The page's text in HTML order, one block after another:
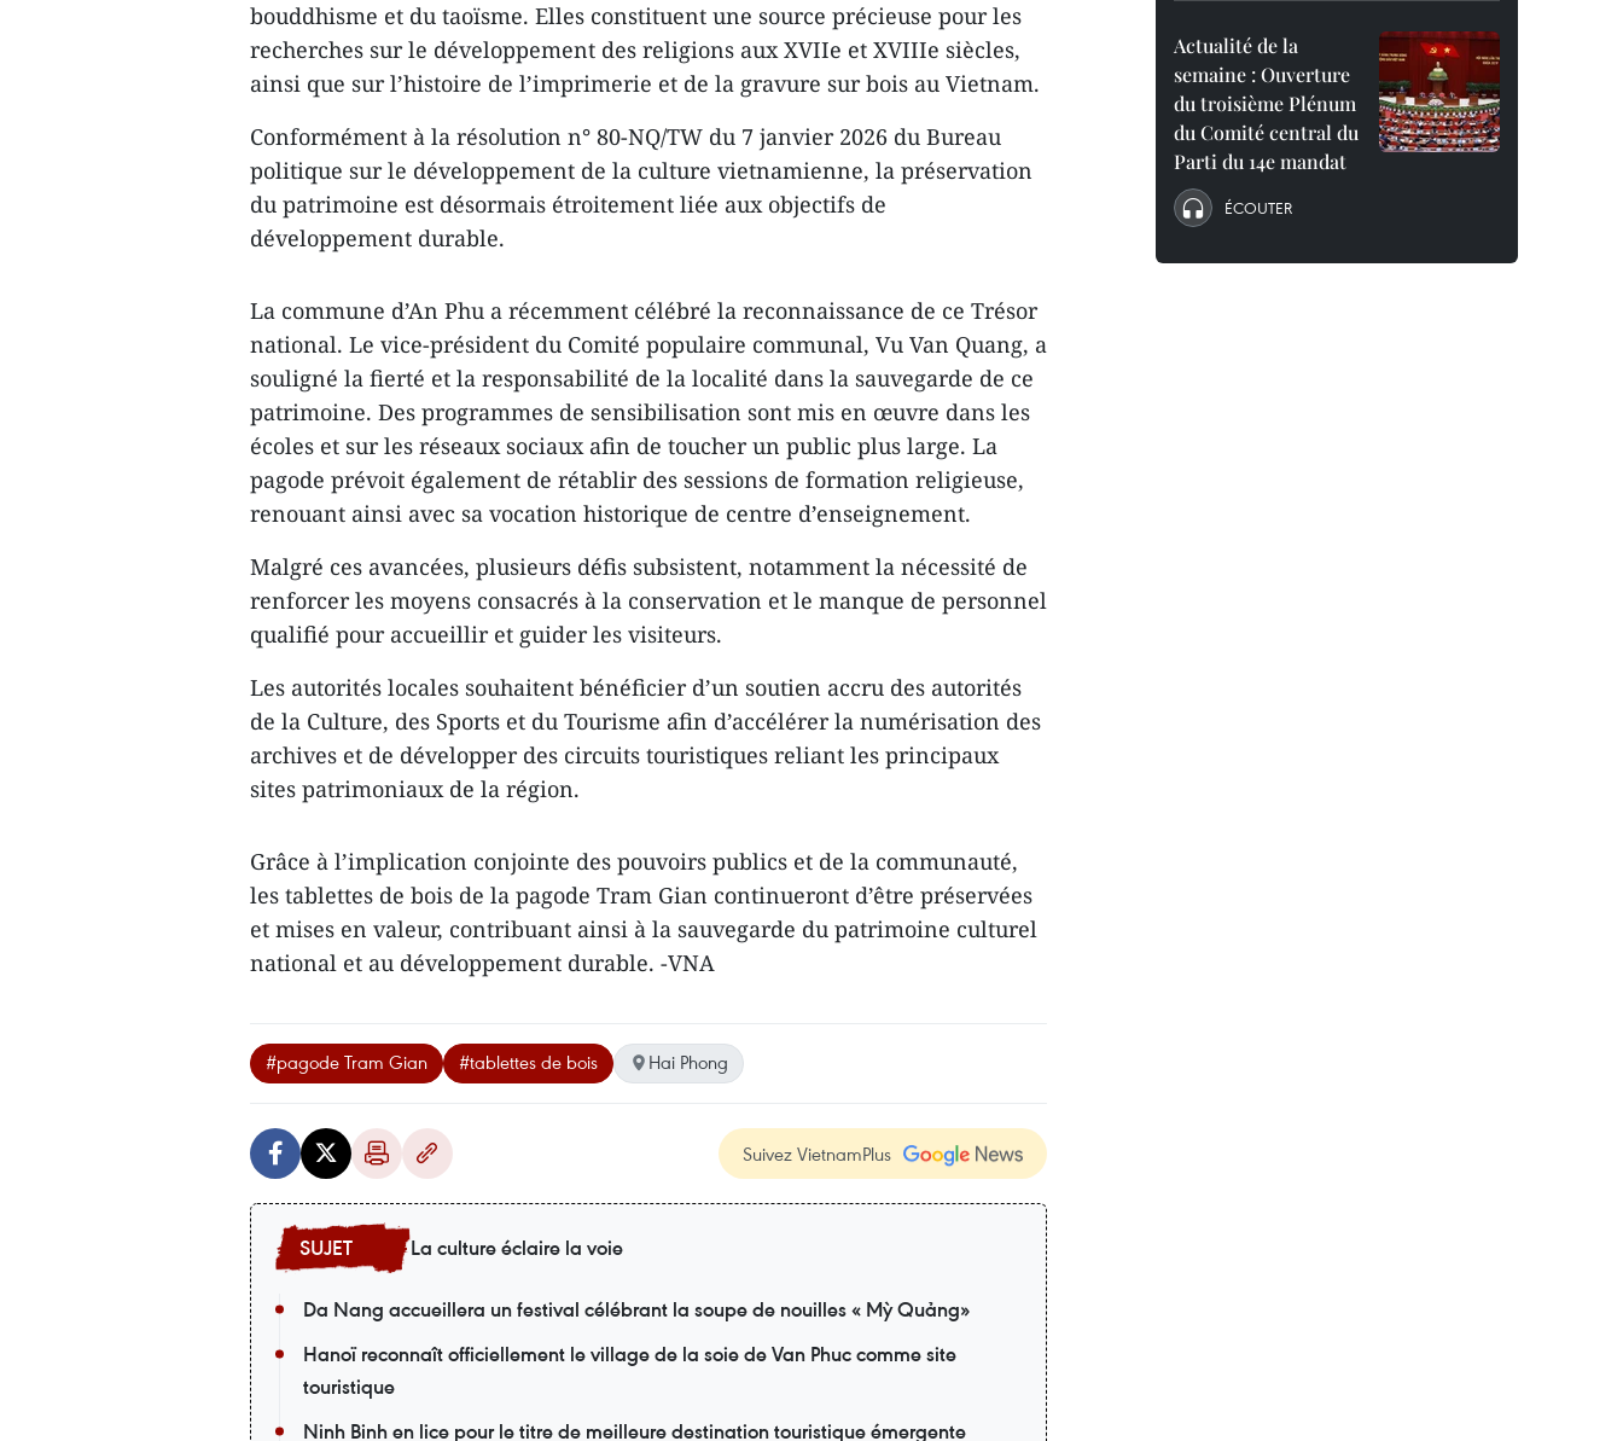
bouddhisme et du taoïsme. Elles constituent une source précieuse pour les
recherches sur le développement des religions aux XVIIe et XVIIIe siècles,
ainsi que sur l’histoire de l’imprimerie et de la gravure sur bois au Vietnam.
Conformément à la résolution n° 80-NQ/TW du 7 janvier 2026 du Bureau
politique sur le développement de la culture vietnamienne, la préservation
du patrimoine est désormais étroitement liée aux objectifs de
développement durable.
La commune d’An Phu a récemment célébré la reconnaissance de ce Trésor
national. Le vice-président du Comité populaire communal, Vu Van Quang, a
souligné la fierté et la responsabilité de la localité dans la sauvegarde de ce
patrimoine. Des programmes de sensibilisation sont mis en œuvre dans les
écoles et sur les réseaux sociaux afin de toucher un public plus large. La
pagode prévoit également de rétablir des sessions de formation religieuse,
renouant ainsi avec sa vocation historique de centre d’enseignement.
Malgré ces avancées, plusieurs défis subsistent, notamment la nécessité de
renforcer les moyens consacrés à la conservation et le manque de personnel
qualifié pour accueillir et guider les visiteurs.
Les autorités locales souhaitent bénéficier d’un soutien accru des autorités
de la Culture, des Sports et du Tourisme afin d’accélérer la numérisation des
archives et de développer des circuits touristiques reliant les principaux
sites patrimoniaux de la région.
Grâce à l’implication conjointe des pouvoirs publics et de la communauté,
les tablettes de bois de la pagode Tram Gian continueront d’être préservées
et mises en valeur, contribuant ainsi à la sauvegarde du patrimoine culturel
national et au développement durable. -VNA
#pagode Tram Gian #tablettes de bois Hai Phong
Suivez VietnamPlus
La culture éclaire la voie
Da Nang accueillera un festival célébrant la soupe de nouilles « Mỳ Quảng»
Hanoï reconnaît officiellement le village de la soie de Van Phuc comme site
touristique
Ninh Binh en lice pour le titre de meilleure destination touristique émergente
Actualité de la
semaine : Ouverture
du troisième Plénum
du Comité central du
Parti du 14e mandat
ÉCOUTER